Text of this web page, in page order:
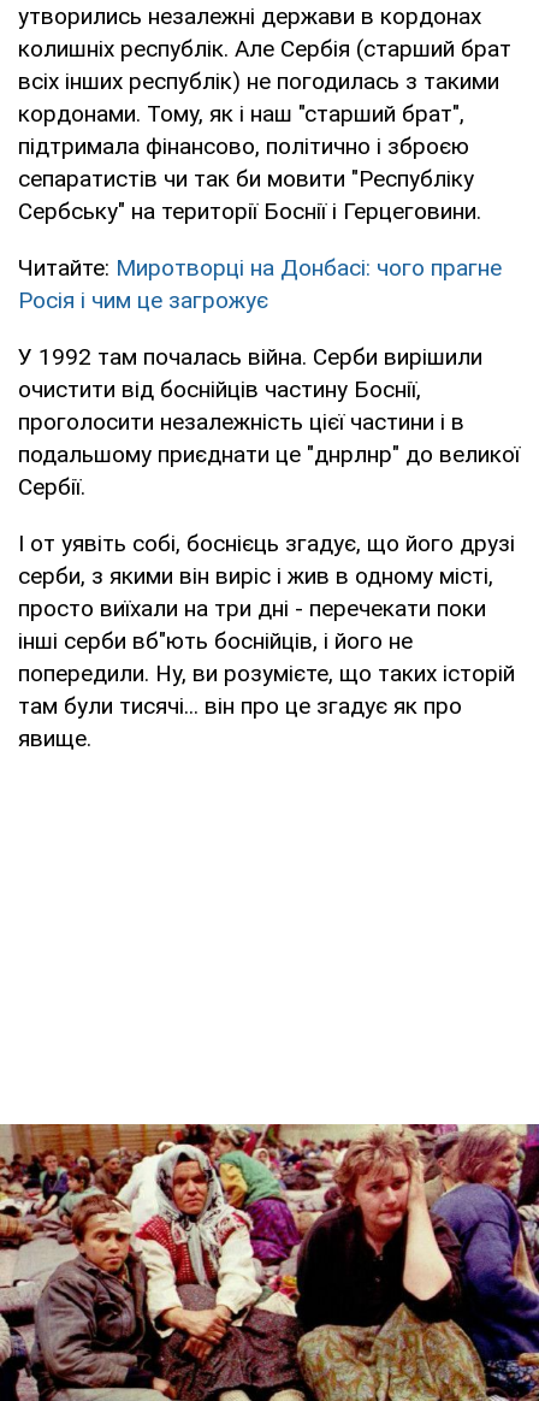
утворились незалежні держави в кордонах
колишніх республік. Але Сербія (старший брат
всіх інших республік) не погодилась з такими
кордонами. Тому, як і наш "старший брат",
підтримала фінансово, політично і зброєю
сепаратистів чи так би мовити "Республіку
Сербську" на території Боснії і Герцеговини.
Читайте: Миротворці на Донбасі: чого прагне
Росiя i чим це загрожує
У 1992 там почалась війна. Серби вирішили
очистити від боснійців частину Боснії,
проголосити незалежність цієї частини і в
подальшому приєднати це "днрлнр" до великої
Сербії.
І от уявіть собі, боснієць згадує, що його друзі
серби, з якими він виріс і жив в одному місті,
просто виїхали на три дні - перечекати поки
інші серби вб"ють боснійців, і його не
попередили. Ну, ви розумієте, що таких історій
там були тисячі... він про це згадує як про
явище.